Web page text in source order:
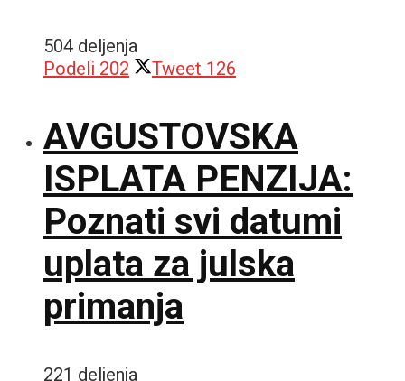
504 deljenja
Podeli 202 Tweet 126
AVGUSTOVSKA
ISPLATA PENZIJA:
Poznati svi datumi
uplata za julska
primanja
221 deljenja